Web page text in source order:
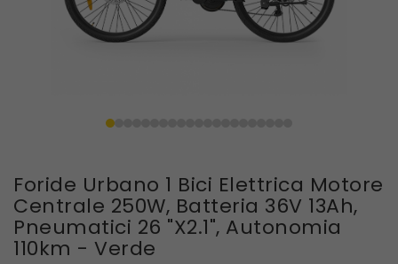
Foride Urbano 1 Bici Elettrica Motore
Centrale 250W, Batteria 36V 13Ah,
Pneumatici 26 "x2.1", Autonomia
110km - Verde